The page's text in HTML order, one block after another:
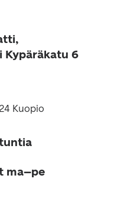
Kypäräkatu 6
Kuopio
ma–pe